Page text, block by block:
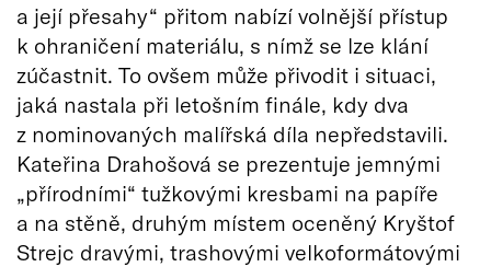
a její přesahy“ přitom nabízí volnější přístup
k ohraničení materiálu, s nímž se lze klání
zúčastnit. To ovšem může přivodit i situaci,
jaká nastala při letošním finále, kdy dva
z nominovaných malířská díla nepředstavili.
Kateřina Drahošová se prezentuje jemnými
„přírodními“ tužkovými kresbami na papíře
a na stěně, druhým místem oceněný Kryštof
Strejc dravými, trashovými velkoformátovými